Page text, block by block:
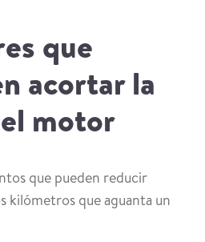
que
acortar la
motor
que pueden reducir
kilómetros que aguanta un